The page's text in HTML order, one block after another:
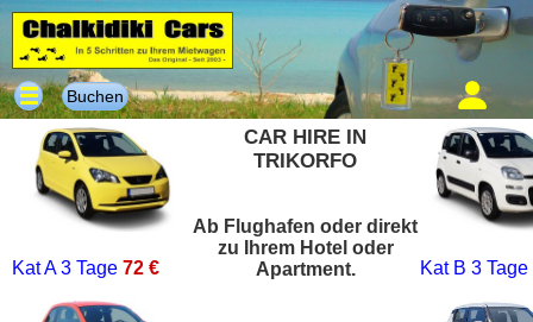
Buchen
Kat A3 Tage 72 €
CAR HIRE IN
TRIKORFO
Ab Flughafen oder direkt
zu Ihrem Hotel oder
Apartment.
Kat B 3 Tage